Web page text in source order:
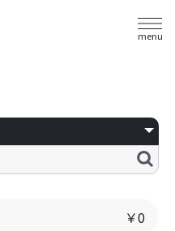
menu
￥0